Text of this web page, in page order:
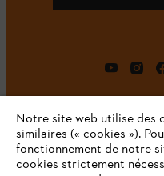
Notre site web utilise des
similaires (« cookies »).
fonctionnement de notre
cookies strictement